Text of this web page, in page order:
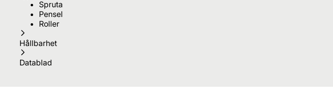
Spruta
Pensel
Roller
Hållbarhet
Datablad